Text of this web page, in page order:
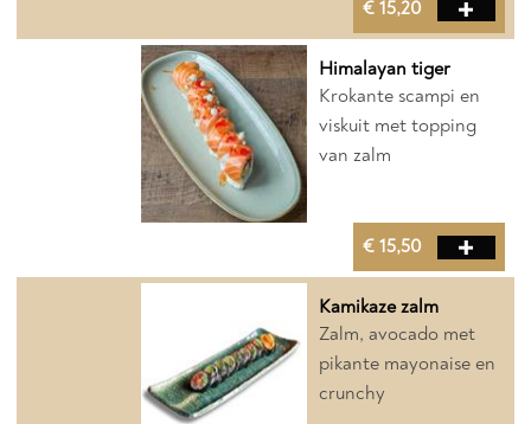
€ 15,20
Himalayan tiger
Krokante scampi en
viskuit met topping
van zalm
€ 15,50
Kamikaze zalm
Zalm, avocado met
pikante mayonaise en
crunchy